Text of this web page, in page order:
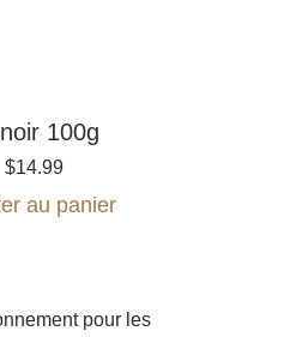
100g
$14.99
au panier